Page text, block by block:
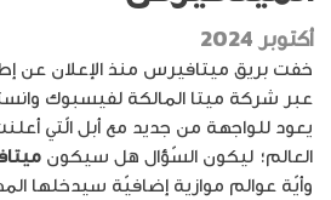
أكتوبر 2024
عبر شركة ميتا المالكة لفيسبوك
يعود للواجهة من جديد مع أبل الّتي
العالم؛ ليكون السّؤال هل سيكون
وأيّة عوالم موازية إضافيّة سيدخلها